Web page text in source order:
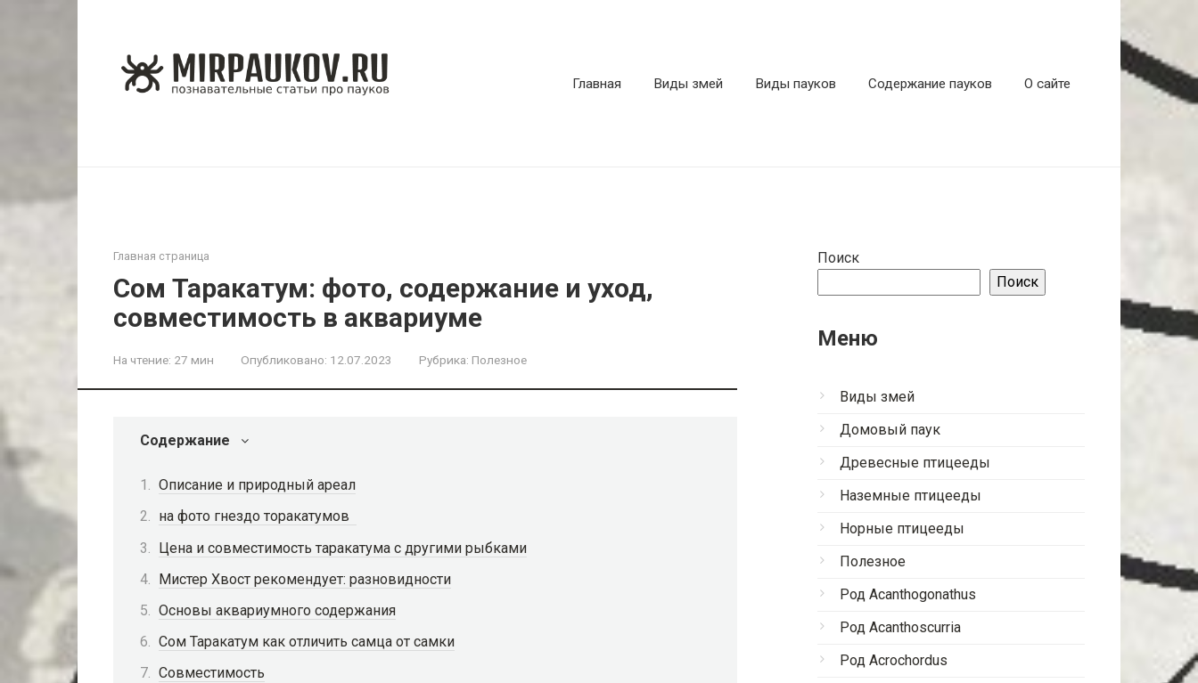
Главная Виды змей Виды пауков Содержание пауков О сайте
Главная страница
Сом Таракатум: фото, содержание и уход,
совместимость в аквариуме
На чтение: 27 мин Опубликовано: 12.07.2023 Рубрика: Полезное
Содержание
Описание и природный ареал
на фото гнездо торакатумов
Цена и совместимость таракатума с другими рыбками
Мистер Хвост рекомендует: разновидности
Основы аквариумного содержания
Сом Таракатум как отличить самца от самки
Совместимость
Поиск
Поиск
Меню
Виды змей
Домовый паук
Древесные птицееды
Наземные птицееды
Норные птицееды
Полезное
Род Acanthogonathus
Род Acanthoscurria
Род Acrochordus